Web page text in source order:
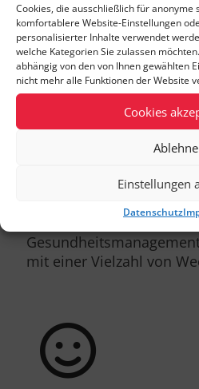
Cookies, die ausschließlich für anonyme
komfortablere Website-Einstellungen
personalisierter Inhalte verwendet
welche Kategorien Sie zulassen
abhängig von den von Ihnen gewählten
nicht mehr alle Funktionen der Website
Cookies
Einstellungen
Datenschutz
Wir fördern die
Gesundheitsvorsorge
TEAM hat ein
mit einer Vielzahl von